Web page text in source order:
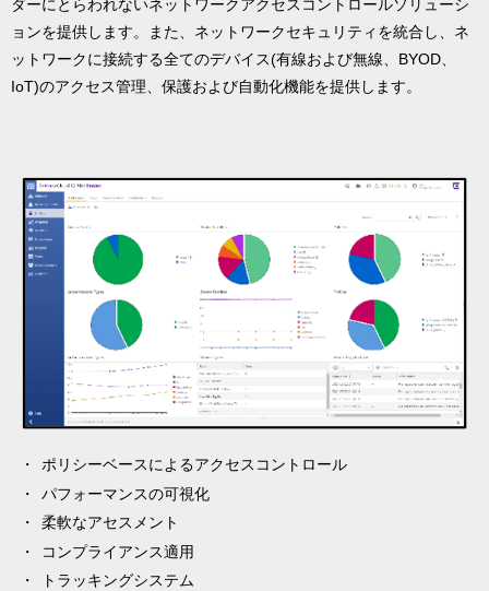
ダーにとらわれないネットワークアクセスコントロールソリューシ
ョンを提供します。また、ネットワークセキュリティを統合し、ネ
ットワークに接続する全てのデバイス(有線および無線、BYOD、
IoT)のアクセス管理、保護および自動化機能を提供します。
ポリシーベースによるアクセスコントロール
パフォーマンスの可視化
柔軟なアセスメント
コンプライアンス適用
トラッキングシステム